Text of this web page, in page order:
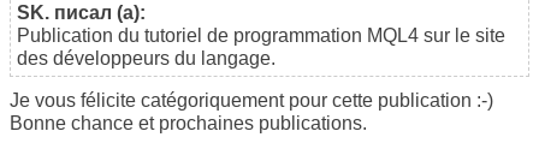
SK. писал (а):
Publication du tutoriel de programmation MQL4 sur le site
des développeurs du langage.
Je vous félicite catégoriquement pour cette publication :-)
Bonne chance et prochaines publications.